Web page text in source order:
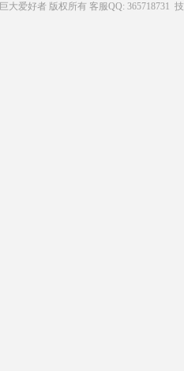
巨大爱好者版权所有 客服QQ: 365718731